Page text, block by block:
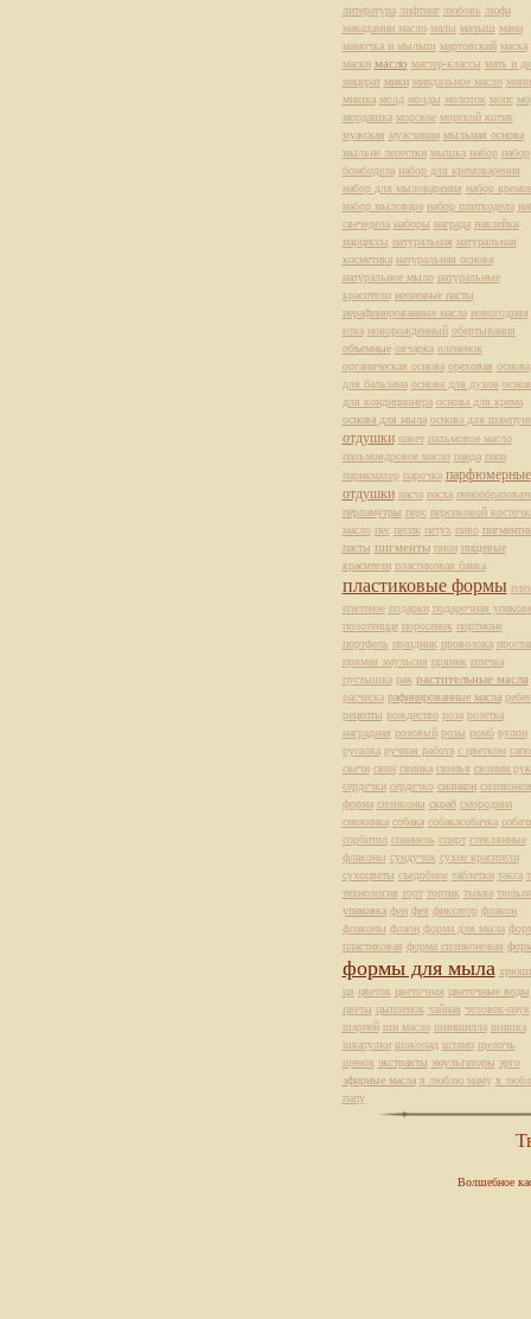
литература лифтинг любовь люфа
макадамии масло малы малыш мама
мамочка и мылыш мартовский маска
маски масло мастер-классы мать и
мацерат мики миндальное масло мини
мишка молд молды молоток мопс
мордашка морское морской котик
мужская мужчинам мыльная основа
мыльне лепестки мышка набор набор
бомбодела набор для кремоварения
набор для мыловарения набор
набор мыловара набор плиткодела
свечедела наборы награда наклейки
нарциссы натуральная натуральная
косметика натуральная основа
натуральное мыло натуральные
красители неоновые пасты
нерафинированные масла новогодняя
елка новорожденный обертывания
объемные овчарка олененок
органическая основа ореховая основа
для бальзама основа для духов
для кондиционера основа для крема
основа для мыла основа для
отдушки пакет пальмовое масло
пальмоядровое масло панда папа
парикмахер парочка парфюмерные
отдушки паста пасха
перламутры перс персиковой
масло пес песик петух пиво
пасты пигменты пион пищевые
красители пластиковая банка
пластиковые формы
плетеное подарки подарочная
полотенцце поросенок портмоне
портфель праздник проволока
прямая эмульсия пряник птичка
пустышка рак растительные масла
расческа рафинированные масла
рецепты рождество роза розетка
наградная розовый розы ромб рулон
русалка ручная работа с цветком
свечи свин свинка свинья своими
сердечки сердечко силикон
форма силиконы скраб смородина
снежинка собака собакасобачка
сорбитол спаниель спирт стеклянные
флаконы сундучок сухие красители
сухоцветы съедобное таблетки такса
технология торт тортик тыква
упаковка фен фея фиксатор флакон
флаконы флаон форма для мыла
пластиковая форма силиконовая
формы для мыла
цв цветок цветочная цветочные воды
цветы цыпленок чайная человек-паук
шарпей ши масло шиншилла шишка
шкатулки шоколад штамп щелочь
щенок экстракты эмульгаторы эрго
эфирные масла я люблю маму я
папу
Волшебное